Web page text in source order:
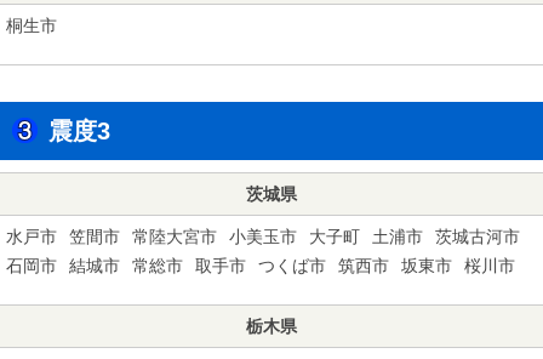
桐生市
震度3
茨城県
水戸市 笠間市 常陸大宮市 小美玉市 大子町 土浦市
茨城古河市
石岡市
結城市 常総市 取手市 つくば市 筑西市 坂東市 桜川市
栃木県